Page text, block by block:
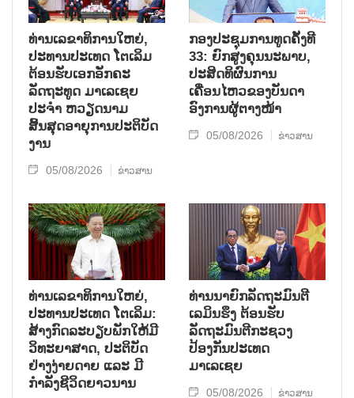
ທ່ານເລຂາທິການໃຫຍ່,
ປະທານປະເທດ ໂຕເລິມ
ຕ້ອນຮັບເອກອັກຄະ
ລັດຖະທູດ ມາເລເຊຍ
ປະຈຳ ຫວຽດນາມ
ສິ້ນສຸດອາຍຸການປະຕິບັດ
ງານ
05/08/2026 ຂ່າວສານ
ກອງປະຊຸມການທູດຄັ້ງທີ
33: ຍົກສູງຄຸນນະພາບ,
ປະສິດທິຜົນການ
ເຄື່ອນໄຫວຂອງບັນດາ
ອົງການຜູ້ຕາງໜ້າ
05/08/2026 ຂ່າວສານ
ທ່ານເລຂາທິການໃຫຍ່,
ປະທານປະເທດ ໂຕເລິມ:
ສ້າງກົດລະບຽບພັກໃຫ້ມີ
ວິທະຍາສາດ, ປະຕິບັດ
ຢ່າງງ່າຍດາຍ ແລະ ມີ
ກຳລັງຊີວິດຍາວນານ
ທ່ານນາຍົກລັດຖະມົນຕີ
ເລມິນຮຶງ ຕ້ອນຮັບ
ລັດຖະມົນຕີກະຊວງ
ປ້ອງກັນປະເທດ
ມາເລເຊຍ
05/08/2026 ຂ່າວສານ